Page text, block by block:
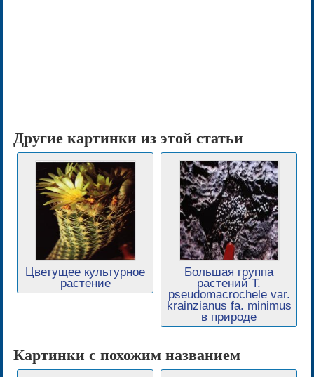
Другие картинки из этой статьи
Цветущее культурное
растение
Большая группа
растений T.
pseudomacrochele var.
krainzianus fa. minimus
в природе
Картинки с похожим названием